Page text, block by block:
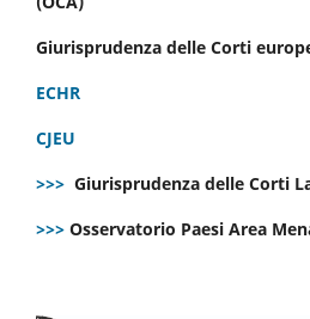
Giurisprudenza delle Corti
ECHR
CJEU
>>> Giurisprudenza delle Corti
>>> Osservatorio Paesi Area